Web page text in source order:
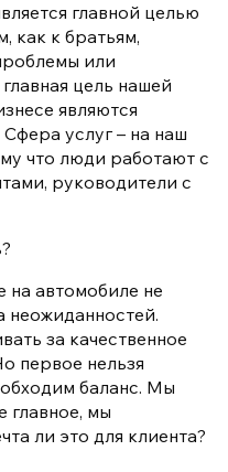
главной целью
как к братьям,
или
цель нашей
являются
услуг – на наш
что люди работают с
руководители с
на автомобиле не
неожиданностей.
за качественное
первое нельзя
баланс. Мы
главное, мы
ли это для клиента?